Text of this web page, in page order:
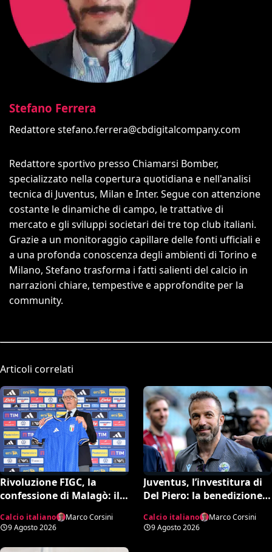
Stefano Ferrera
Redattorestefano.ferrera@cbdigitalcompany.com
Redattore sportivo presso Chiamarsi Bomber,
specializzato nella copertura quotidiana e nell'analisi
tecnica di Juventus, Milan e Inter. Segue con attenzione
costante le dinamiche di campo, le trattative di
mercato e gli sviluppi societari dei tre top club italiani.
Grazie a un monitoraggio capillare delle fonti ufficiali e
a una profonda conoscenza degli ambienti di Torino e
Milano, Stefano trasforma i fatti salienti del calcio in
narrazioni chiare, tempestive e approfondite per la
community.
Articoli correlati
Rivoluzione FIGC, la
confessione di Malagò: il
scelta Mancini e il nuovo
volto dell’Italia
Calcio italiano
Marco Corsini
9 Agosto 2026
Juventus, l’investitura di
Del Piero: la benedizione
Spalletti per il ritorno in
Calcio italiano
Marco Corsini
9 Agosto 2026